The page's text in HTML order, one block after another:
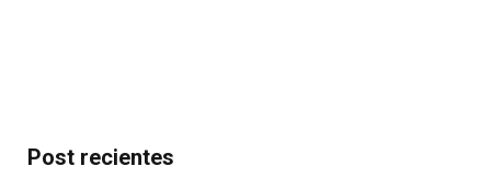
Post recientes